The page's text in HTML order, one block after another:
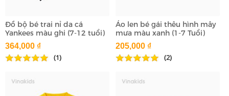
Đồ bộ bé trai nỉ da cá
Yankees màu ghi (7-12 tuổi)
364,000 ₫
(1)
Áo len bé gái thêu hình mây
mưa màu xanh (1-7 Tuổi)
205,000 ₫
(2)